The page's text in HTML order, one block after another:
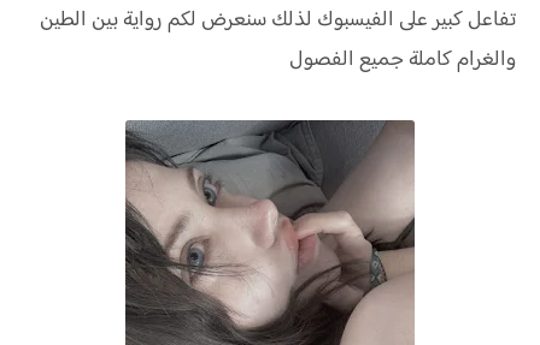
تفاعل كبير على الفيسبوك لذلك سنعرض لكمروايةبين الطين
والغرام كاملة جميع الفصول